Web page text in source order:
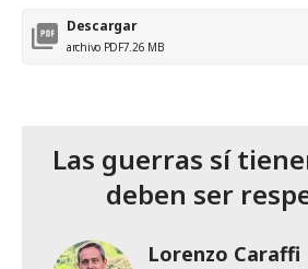
Descargar
archivo PDF7.26 MB
Las guerras sí
deben ser
Lorenzo Caraffi